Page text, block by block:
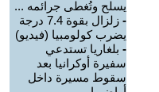
يسلح وتُغطى جرائمه ...
-
زلزال بقوة 7.4 درجة
يضرب كولومبيا (فيديو)
- بلغاريا تستدعي
سفيرة أوكرانيا بعد
سقوط مسيرة داخل